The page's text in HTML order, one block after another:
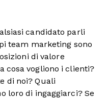
candidato parli
team marketing sono
di valore
cosa vogliono i clienti?
di noi? Quali
loro di ingaggiarci? Se